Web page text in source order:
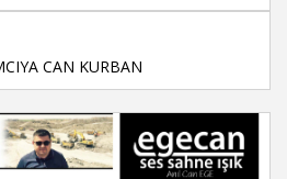
CAN KURBAN